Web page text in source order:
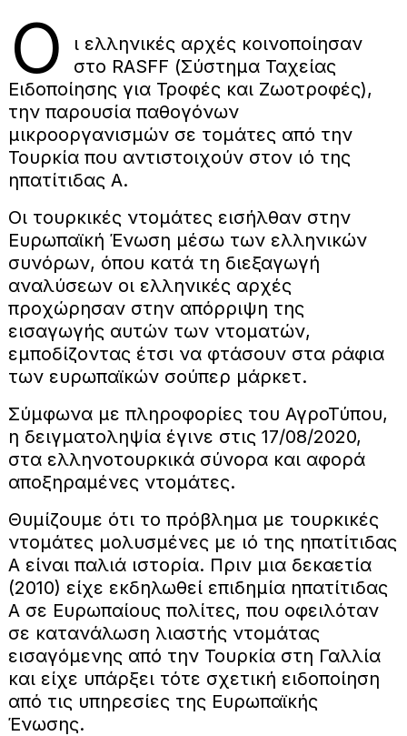
Ο
ι ελληνικές αρχές κοινοποίησαν
στο RASFF (Σύστημα Ταχείας
Ειδοποίησης για Τροφές και Ζωοτροφές),
την παρουσία παθογόνων
μικροοργανισμών σε τομάτες από την
Τουρκία που αντιστοιχούν στον ιό της
ηπατίτιδας Α.
Οι τουρκικές ντομάτες εισήλθαν στην
Ευρωπαϊκή Ένωση μέσω των ελληνικών
συνόρων, όπου κατά τη διεξαγωγή
αναλύσεων οι ελληνικές αρχές
προχώρησαν στην απόρριψη της
εισαγωγής αυτών των ντοματών,
εμποδίζοντας έτσι να φτάσουν στα ράφια
των ευρωπαϊκών σούπερ μάρκετ.
Σύμφωνα με πληροφορίες του ΑγροΤύπου,
η δειγματοληψία έγινε στις 17/08/2020,
στα ελληνοτουρκικά σύνορα και αφορά
αποξηραμένες ντομάτες.
Θυμίζουμε ότι το πρόβλημα με τουρκικές
ντομάτες μολυσμένες με ιό της ηπατίτιδας
Α είναι παλιά ιστορία. Πριν μια δεκαετία
(2010) είχε εκδηλωθεί επιδημία ηπατίτιδας
Α σε Ευρωπαίους πολίτες, που οφειλόταν
σε κατανάλωση λιαστής ντομάτας
εισαγόμενης από την Τουρκία στη Γαλλία
και είχε υπάρξει τότε σχετική ειδοποίηση
από τις υπηρεσίες της Ευρωπαϊκής
Ένωσης.